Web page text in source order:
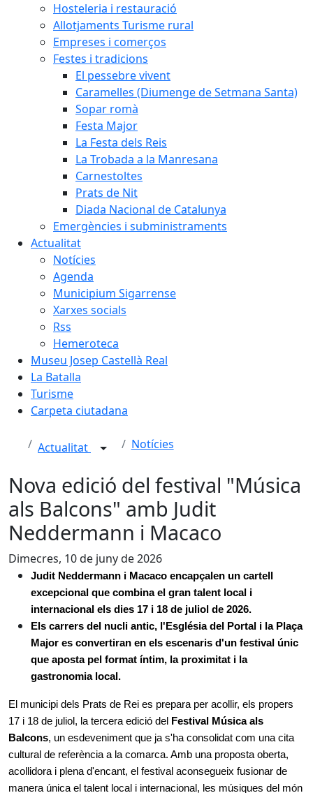
Hosteleria i restauració
Allotjaments Turisme rural
Empreses i comerços
Festes i tradicions
El pessebre vivent
Caramelles (Diumenge de Setmana Santa)
Sopar romà
Festa Major
La Festa dels Reis
La Trobada a la Manresana
Carnestoltes
Prats de Nit
Diada Nacional de Catalunya
Emergències i subministraments
Actualitat
Notícies
Agenda
Municipium Sigarrense
Xarxes socials
Rss
Hemeroteca
Museu Josep Castellà Real
La Batalla
Turisme
Carpeta ciutadana
Actualitat Notícies
Nova edició del festival "Música
als Balcons" amb Judit
Neddermann i Macaco
Dimecres, 10 de juny de 2026
Judit Neddermann i Macaco encapçalen un cartell
excepcional que combina el gran talent local i
internacional els dies 17 i 18 de juliol de 2026.
Els carrers del nucli antic, l'Església del Portal i la Plaça
Major es convertiran en els escenaris d'un festival únic
que aposta pel format íntim, la proximitat i la
gastronomia local.
El municipi dels Prats de Rei es prepara per acollir, els propers
17 i 18 de juliol, la tercera edició del
Festival Música als
Balcons, un esdeveniment que ja s'ha consolidat com una cita
cultural de referència a la comarca. Amb una proposta oberta,
acollidora i plena d'encant, el festival aconsegueix fusionar de
manera única el talent local i internacional, les músiques del món